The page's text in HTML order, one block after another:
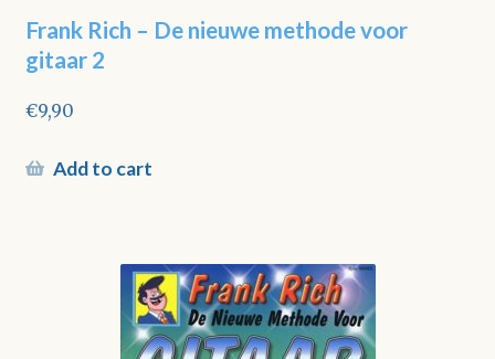
Frank Rich – De nieuwe methode voor
gitaar 2
€9,90
Add to cart